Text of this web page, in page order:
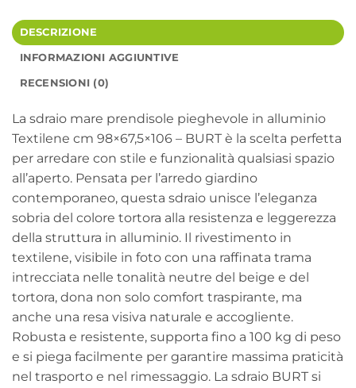
DESCRIZIONE
INFORMAZIONI AGGIUNTIVE
RECENSIONI (0)
La sdraio mare prendisole pieghevole in alluminio
Textilene cm 98×67,5×106 – BURT è la scelta perfetta
per arredare con stile e funzionalità qualsiasi spazio
all’aperto. Pensata per l’arredo giardino
contemporaneo, questa sdraio unisce l’eleganza
sobria del colore tortora alla resistenza e leggerezza
della struttura in alluminio. Il rivestimento in
textilene, visibile in foto con una raffinata trama
intrecciata nelle tonalità neutre del beige e del
tortora, dona non solo comfort traspirante, ma
anche una resa visiva naturale e accogliente.
Robusta e resistente, supporta fino a 100 kg di peso
e si piega facilmente per garantire massima praticità
nel trasporto e nel rimessaggio. La sdraio BURT si